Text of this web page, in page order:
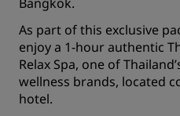
As part of this exclusive
enjoy a 1-hour authentic
Relax Spa, one of
wellness brands, located
hotel.